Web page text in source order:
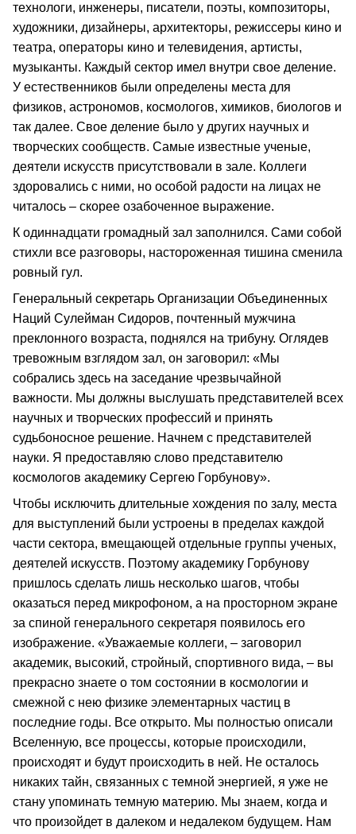
технологи, инженеры, писатели, поэты, композиторы,
художники, дизайнеры, архитекторы, режиссеры кино и
театра, операторы кино и телевидения, артисты,
музыканты. Каждый сектор имел внутри свое деление.
У естественников были определены места для
физиков, астрономов, космологов, химиков, биологов и
так далее. Свое деление было у других научных и
творческих сообществ. Самые известные ученые,
деятели искусств присутствовали в зале. Коллеги
здоровались с ними, но особой радости на лицах не
читалось – скорее озабоченное выражение.
К одиннадцати громадный зал заполнился. Сами собой
стихли все разговоры, настороженная тишина сменила
ровный гул.
Генеральный секретарь Организации Объединенных
Наций Сулейман Сидоров, почтенный мужчина
преклонного возраста, поднялся на трибуну. Оглядев
тревожным взглядом зал, он заговорил: «Мы
собрались здесь на заседание чрезвычайной
важности. Мы должны выслушать представителей всех
научных и творческих профессий и принять
судьбоносное решение. Начнем с представителей
науки. Я предоставляю слово представителю
космологов академику Сергею Горбунову».
Чтобы исключить длительные хождения по залу, места
для выступлений были устроены в пределах каждой
части сектора, вмещающей отдельные группы ученых,
деятелей искусств. Поэтому академику Горбунову
пришлось сделать лишь несколько шагов, чтобы
оказаться перед микрофоном, а на просторном экране
за спиной генерального секретаря появилось его
изображение. «Уважаемые коллеги, – заговорил
академик, высокий, стройный, спортивного вида, – вы
прекрасно знаете о том состоянии в космологии и
смежной с нею физике элементарных частиц в
последние годы. Все открыто. Мы полностью описали
Вселенную, все процессы, которые происходили,
происходят и будут происходить в ней. Не осталось
никаких тайн, связанных с темной энергией, я уже не
стану упоминать темную материю. Мы знаем, когда и
что произойдет в далеком и недалеком будущем. Нам